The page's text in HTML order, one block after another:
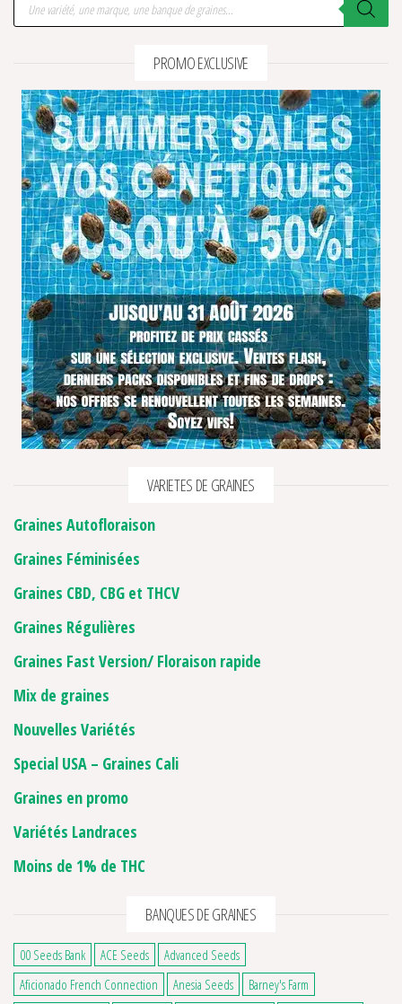
PROMO EXCLUSIVE
VARIETES DE GRAINES
Graines Autofloraison
Graines Féminisées
Graines CBD, CBG et THCV
Graines Régulières
Graines Fast Version/ Floraison rapide
Mix de graines
Nouvelles Variétés
Special USA – Graines Cali
Graines en promo
Variétés Landraces
Moins de 1% de THC
BANQUES DE GRAINES
00 Seeds Bank ACE Seeds
Advanced Seeds
Aficionado French Connection
Anesia Seeds
Barney's Farm